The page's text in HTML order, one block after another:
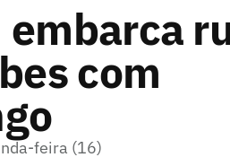
embarca
com
feira (16)